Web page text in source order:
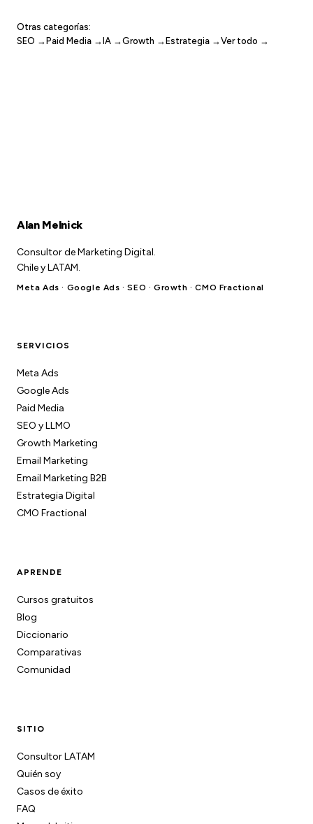
Otras categorías:
SEO → Paid Media → IA →Growth → Estrategia →Ver todo →
Alan Melnick
Consultor de Marketing Digital.
Chile y LATAM.
Meta Ads · Google Ads · SEO · Growth · CMO Fractional
SERVICIOS
Meta Ads
Google Ads
Paid Media
SEO y LLMO
Growth Marketing
Email Marketing
Email Marketing B2B
Estrategia Digital
CMO Fractional
APRENDE
Cursos gratuitos
Blog
Diccionario
Comparativas
Comunidad
SITIO
Consultor LATAM
Quién soy
Casos de éxito
FAQ